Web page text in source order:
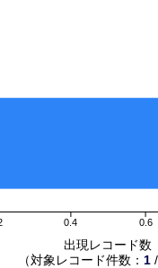
0.4 0.6
出現レコード数
（対象レコード件数： 1 /